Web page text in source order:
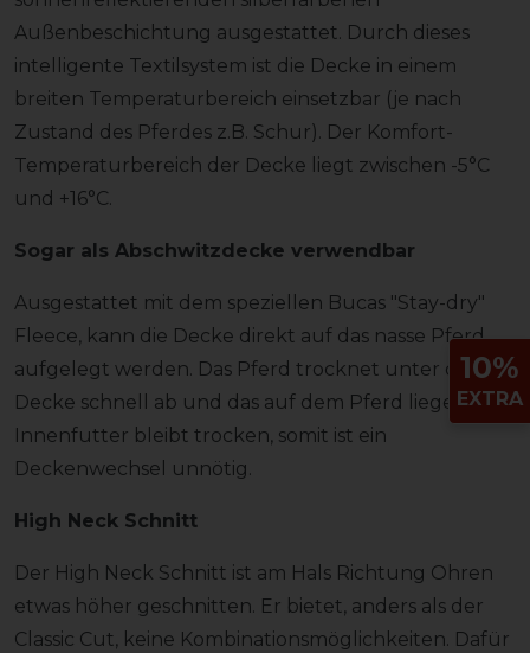
Außenbeschichtung ausgestattet. Durch dieses
intelligente Textilsystem ist die Decke in einem
breiten Temperaturbereich einsetzbar (je nach
Zustand des Pferdes z.B. Schur). Der Komfort-
Temperaturbereich der Decke liegt zwischen -5°C
und +16°C.
Sogar als Abschwitzdecke verwendbar
Ausgestattet mit dem speziellen Bucas "Stay-dry"
Fleece, kann die Decke direkt auf das nasse Pferd
aufgelegt werden. Das Pferd trocknet unter der
Decke schnell ab und das auf dem Pferd liegende
Innenfutter bleibt trocken, somit ist ein
Deckenwechsel unnötig.
High Neck Schnitt
Der High Neck Schnitt ist am Hals Richtung Ohren
etwas höher geschnitten. Er bietet, anders als der
Classic Cut, keine Kombinationsmöglichkeiten. Dafür
10%
EXTRA